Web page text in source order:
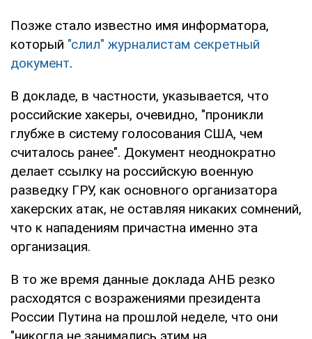
Позже стало известно имя информатора,
который "слил" журналистам секретный
документ.
В докладе, в частности, указывается, что
российские хакеры, очевидно, "проникли
глубже в систему голосования США, чем
считалось ранее". Документ неоднократно
делает ссылку на российскую военную
разведку ГРУ, как основного организатора
хакерских атак, не оставляя никаких сомнений,
что к нападениям причастна именно эта
организация.
В то же время данные доклада АНБ резко
расходятся с возражениями президента
России Путина на прошлой неделе, что они
"никогда не занимались этим на